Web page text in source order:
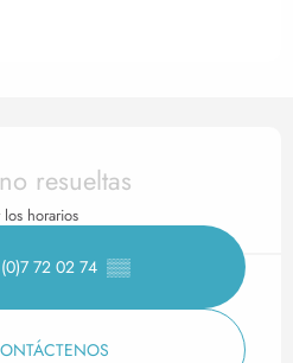
de
resueltas
horarios
72 02 74 ▒▒